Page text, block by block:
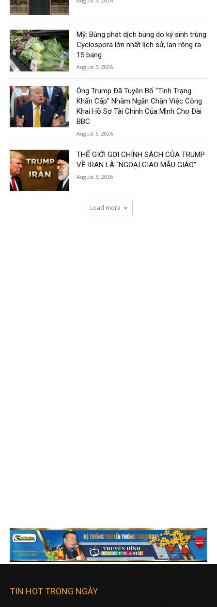
Mỹ: Bùng phát dịch bùng do ký sinh trùng
Cyclospora lớn nhất lịch sử, lan rộng ra
15 bang
August 5, 2026
Ông Trump Đã Tuyên Bố “Tình Trạng
Khẩn Cấp” Nhằm Ngăn Chặn Việc Công
Khai Hồ Sơ Tài Chính Của Mình Cho Đài
BBC
August 5, 2026
THẾ GIỚI GỌI CHÍNH SÁCH CỦA TRUMP
VỀ IRAN LÀ “NGOẠI GIAO MẪU GIÁO”
August 5, 2026
Load more
TIN HOT TRONG NGÀY